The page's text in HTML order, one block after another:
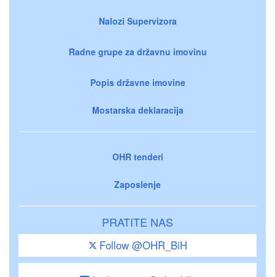
Nalozi Supervizora
Radne grupe za državnu imovinu
Popis državne imovine
Mostarska deklaracija
OHR tenderi
Zaposlenje
PRATITE NAS
Follow @OHR_BiH